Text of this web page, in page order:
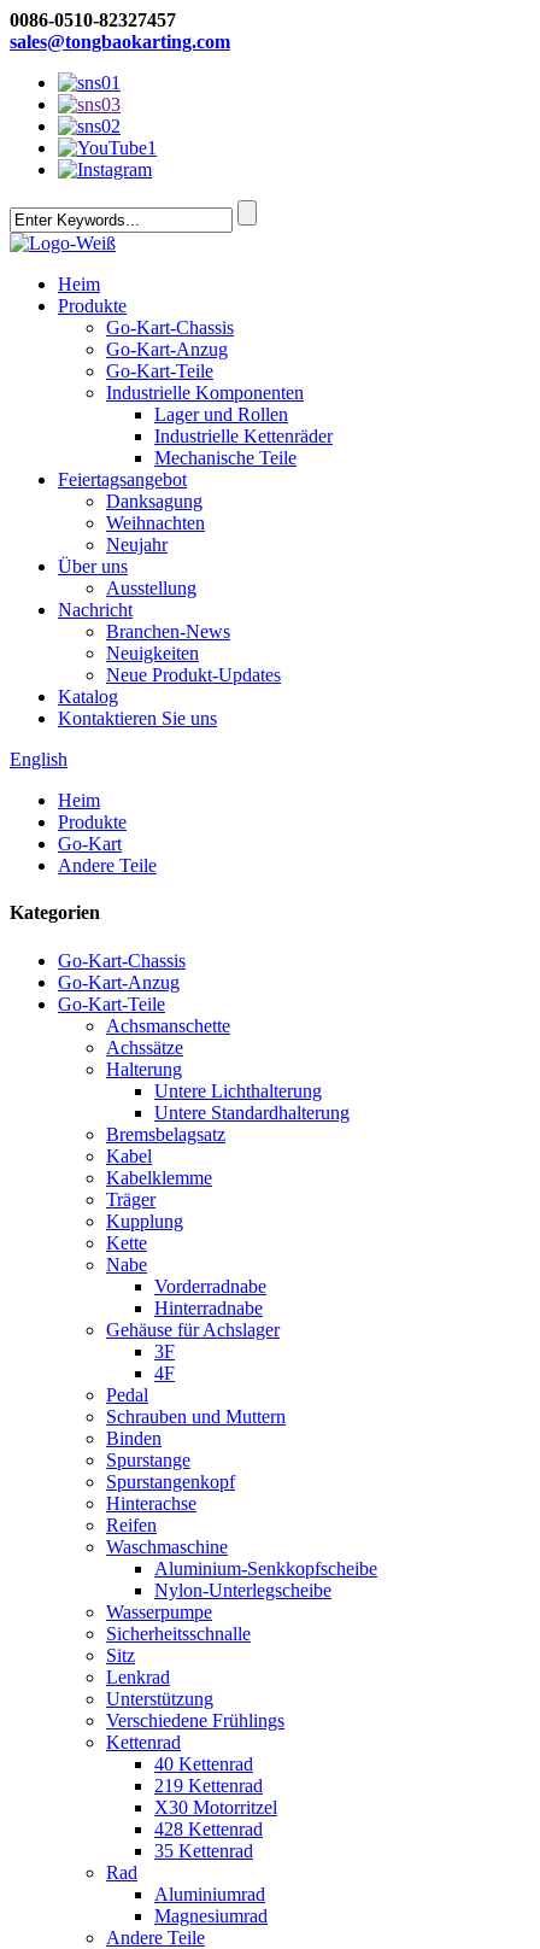
0086-0510-82327457
sales@tongbaokarting.com
Heim
Produkte
Go-Kart-Chassis
Go-Kart-Anzug
Go-Kart-Teile
Industrielle Komponenten
Lager und Rollen
Industrielle Kettenräder
Mechanische Teile
Feiertagsangebot
Danksagung
Weihnachten
Neujahr
Über uns
Ausstellung
Nachricht
Branchen-News
Neuigkeiten
Neue Produkt-Updates
Katalog
Kontaktieren Sie uns
English
Heim
Produkte
Go-Kart
Andere Teile
Kategorien
Go-Kart-Chassis
Go-Kart-Anzug
Go-Kart-Teile
Achsmanschette
Achssätze
Halterung
Untere Lichthalterung
Untere Standardhalterung
Bremsbelagsatz
Kabel
Kabelklemme
Träger
Kupplung
Kette
Nabe
Vorderradnabe
Hinterradnabe
Gehäuse für Achslager
3F
4F
Pedal
Schrauben und Muttern
Binden
Spurstange
Spurstangenkopf
Hinterachse
Reifen
Waschmaschine
Aluminium-Senkkopfscheibe
Nylon-Unterlegscheibe
Wasserpumpe
Sicherheitsschnalle
Sitz
Lenkrad
Unterstützung
Verschiedene Frühlings
Kettenrad
40 Kettenrad
219 Kettenrad
X30 Motorritzel
428 Kettenrad
35 Kettenrad
Rad
Aluminiumrad
Magnesiumrad
Andere Teile